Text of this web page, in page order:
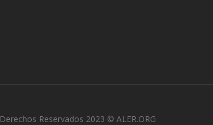
Derechos Reservados 2023 © ALER.ORG